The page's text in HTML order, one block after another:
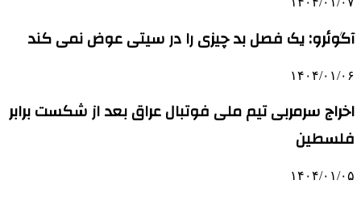
آگوئرو: یک فصل بد چیزی را در سیتی عوض نمی کند
۱۴۰۴/۰۱/۰۶
اخراج سرمربی تیم ملی فوتبال عراق بعد از شکست برابر
فلسطین
۱۴۰۴/۰۱/۰۵